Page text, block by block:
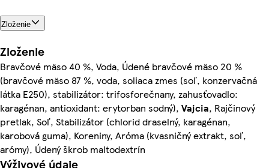
Zloženie
Zloženie
Bravčové mäso 40 %, Voda, Údené bravčové mäso 20 %
(bravčové mäso 87 %, voda, soliaca zmes (soľ, konzervačná
látka E250), stabilizátor: trifosforečnany, zahusťovadlo:
karagénan, antioxidant: erytorban sodný), Vajcia, Rajčinový
pretlak, Soľ, Stabilizátor (chlorid draselný, karagénan,
karobová guma), Koreniny, Aróma (kvasničný extrakt, soľ,
arómy), Údený škrob maltodextrín
Výživové údaje